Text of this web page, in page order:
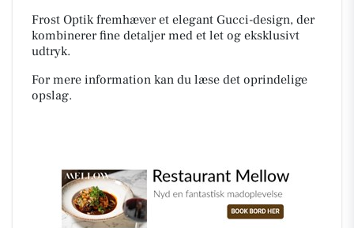
Frost Optik fremhæver et elegant Gucci-design, der
kombinerer fine detaljer med et let og eksklusivt
udtryk.
For mere information kan du læse det oprindelige
opslag.